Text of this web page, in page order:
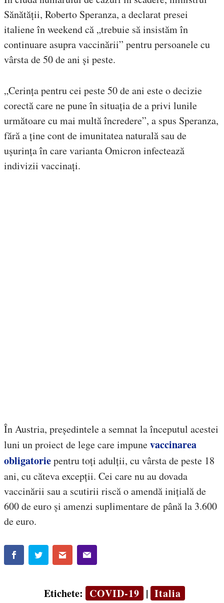
Sănătății, Roberto Speranza, a declarat presei
italiene în weekend că „trebuie să insistăm în
continuare asupra vaccinării” pentru persoanele cu
vârsta de 50 de ani și peste.
„Cerința pentru cei peste 50 de ani este o decizie
corectă care ne pune în situația de a privi lunile
următoare cu mai multă încredere”, a spus Speranza,
fără a ține cont de imunitatea naturală sau de
ușurința în care varianta Omicron infectează
indivizii vaccinați.
În Austria, președintele a semnat la începutul acestei
luni un proiect de lege care impunevaccinarea
obligatoriepentru toți adulții, cu vârsta de peste 18
ani, cu căteva excepții. Cei care nu au dovada
vaccinării sau a scutirii riscă o amendă inițială de
600 de euro și amenzi suplimentare de până la 3.600
de euro.
Etichete: COVID-19 | Italia